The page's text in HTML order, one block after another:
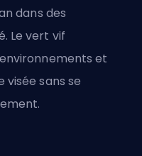
dans des
Le vert vif
et
sans se